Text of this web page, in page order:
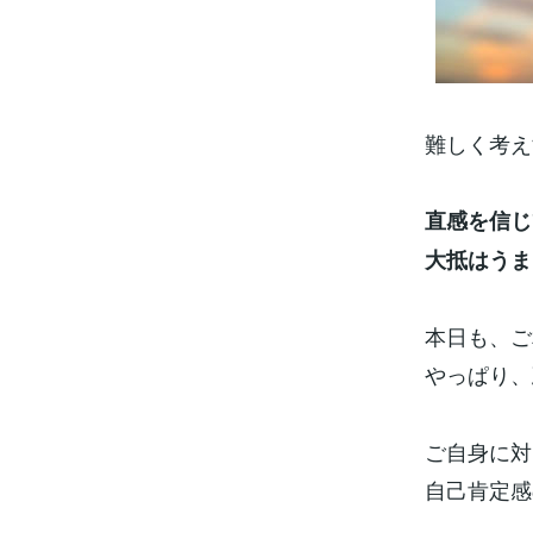
難しく考
直感を信
大抵はう
本日も、
やっぱり、
ご自身に
自己肯定